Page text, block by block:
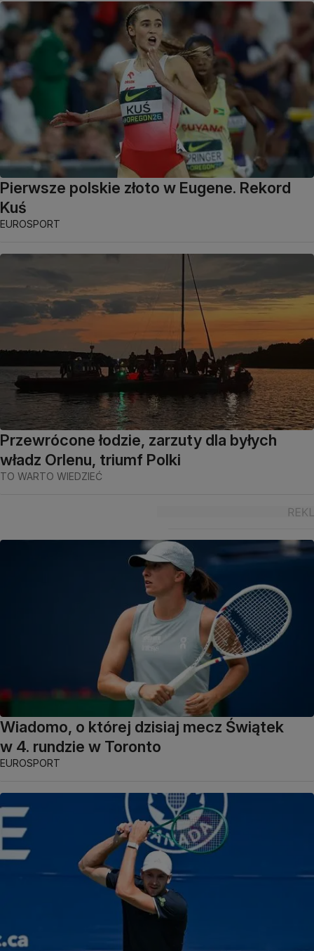
Pierwsze polskie złoto w Eugene. Rekord
Kuś
EUROSPORT
Przewrócone łodzie, zarzuty dla byłych
władz Orlenu, triumf Polki
TO WARTO WIEDZIEĆ
Wiadomo, o której dzisiaj mecz Świątek
w 4. rundzie w Toronto
EUROSPORT